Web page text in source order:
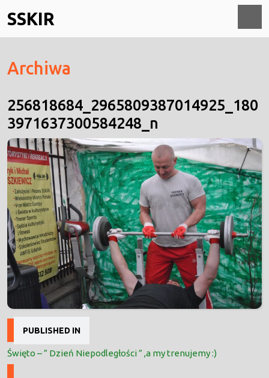
to
content
SSKIR
Archiwa
256818684_2965809387014925_180
3971637300584248_n
Nawigacja
wpisu
PUBLISHED IN
Święto – ” Dzień Niepodległości ” ,a my trenujemy :)